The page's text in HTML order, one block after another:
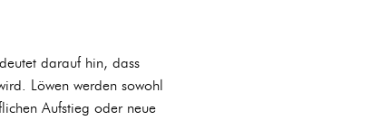
darauf hin, dass
Löwen werden sowohl
Aufstieg oder neue